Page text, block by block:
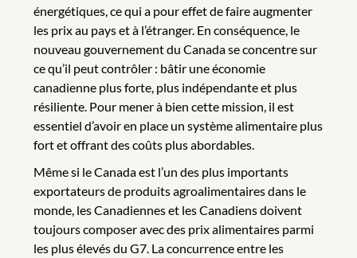
énergétiques, ce qui a pour effet de faire augmenter
les prix au pays et à l’étranger. En conséquence, le
nouveau gouvernement du Canada se concentre sur
ce qu’il peut contrôler : bâtir une économie
canadienne plus forte, plus indépendante et plus
résiliente. Pour mener à bien cette mission, il est
essentiel d’avoir en place un système alimentaire plus
fort et offrant des coûts plus abordables.
Même si le Canada est l’un des plus importants
exportateurs de produits agroalimentaires dans le
monde, les Canadiennes et les Canadiens doivent
toujours composer avec des prix alimentaires parmi
les plus élevés du G7. La concurrence entre les